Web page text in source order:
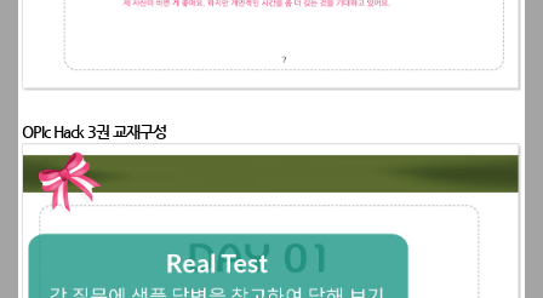
OPIc Hack 3권 교재구성